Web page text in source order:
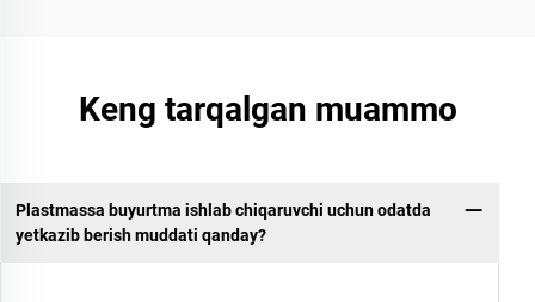
Keng tarqalgan muammo
Plastmassa buyurtma ishlab chiqaruvchi uchun odatda
yetkazib berish muddati qanday?